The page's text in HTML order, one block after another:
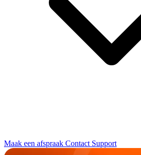
Maak een afspraak Contact Support